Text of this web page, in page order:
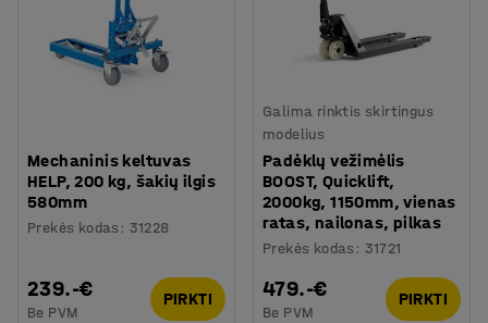
Mechaninis keltuvas
HELP, 200 kg, šakių ilgis
580mm
Prekės kodas : 31228
239.-€
Be PVM
PIRKTI
Galima rinktis skirtingus
modelius
Padėklų vežimėlis
BOOST, Quicklift,
2000kg, 1150mm, vienas
ratas, nailonas, pilkas
Prekės kodas : 31721
479.-€
Be PVM
PIRKTI